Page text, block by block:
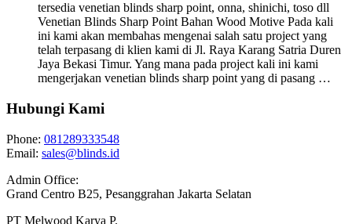
tersedia venetian blinds sharp point, onna, shinichi, toso dll
Venetian Blinds Sharp Point Bahan Wood Motive Pada kali
ini kami akan membahas mengenai salah satu project yang
telah terpasang di klien kami di Jl. Raya Karang Satria Duren
Jaya Bekasi Timur. Yang mana pada project kali ini kami
mengerjakan venetian blinds sharp point yang di pasang …
Hubungi Kami
Phone: 081289333548
Email: sales@blinds.id
Admin Office:
Grand Centro B25, Pesanggrahan Jakarta Selatan
PT Melwood Karya P.